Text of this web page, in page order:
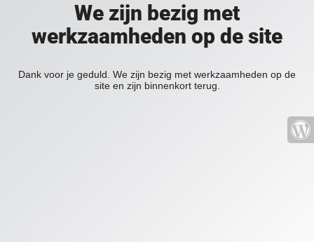
We zijn bezig met
werkzaamheden op de site
Dank voor je geduld. We zijn bezig met werkzaamheden op de
site en zijn binnenkort terug.